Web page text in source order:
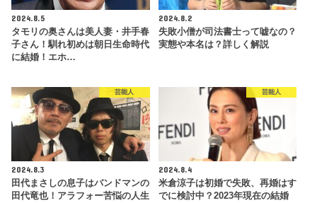
2024.8.5
タモリの奥さんは美人妻・井手春
子さん！馴れ初めは朝日生命時代
に結婚！エホ…
2024.8.2
失敗小僧が司法書士って嘘なの？
実態や本名は？詳しく解説
芸能人
2024.8.3
田代まさしの息子はバンドマンの
田代竜也！アラフォー苦悩の人生
芸能人
2024.8.4
米倉涼子は初婚で失敗、再婚はす
でに検討中？2023年現在の結婚